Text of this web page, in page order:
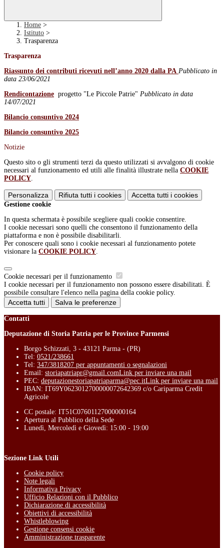
Home >
Istituto >
Trasparenza
Trasparenza
Riassunto dei contributi ricevuti nell’anno 2020 dalla PA Pubblicato in
data 23/06/2021
Rendicontazione progetto "Le Piccole Patrie" Pubblicato in data
14/07/2021
Bilancio consuntivo 2024
Bilancio consuntivo 2025
Notizie
Questo sito o gli strumenti terzi da questo utilizzati si avvalgono di cookie
necessari al funzionamento ed utili alle finalità illustrate nella COOKIE
POLICY.
Personalizza Rifiuta tutti i cookies Accetta tutti i cookies
Gestione cookie
In questa schermata è possibile scegliere quali cookie consentire.
I cookie necessari sono quelli che consentono il funzionamento della
piattaforma e non è possibile disabilitarli.
Per conoscere quali sono i cookie necessari al funzionamento potete
visionare la COOKIE POLICY.
Cookie necessari per il funzionamento
I cookie necessari per il funzionamento non possono essere disabilitati. È
possibile consultare l'elenco nella pagina della cookie policy.
Accetta tutti Salva le preferenze
Contatti
Deputazione di Storia Patria per le Province Parmensi
Borgo Schizzati, 3 - 43121 Parma - (PR)
Tel: 0521/238661
Tel: 347/3818207 per appuntamenti o segnalazioni
Email: storiapatriapr@gmail.comLink per inviare una mail
PEC: deputazionestoriapatriaparma@pec.itLink per inviare una mail
IBAN: IT69Y0623012700000072642369 c/o Cariparma Credit
Agricole
CC postale: IT51C07601127000000164
Apertura al Pubblico della Sede
Lunedì, Mercoledì e Giovedì: 15:00 - 19:00
Sezione Link Utili
Cookie policy
Note legali
Informativa Privacy
Ufficio Relazioni con il Pubblico
Dichiarazione di accessibilità
Obiettivi di accessibilità
Whistleblowing
Gestione consensi cookie
Amministrazione trasparente